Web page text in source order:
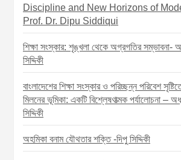
Discipline and New Horizons of
Prof. Dr. Dipu Siddiqui
শিক্ষা সংস্কার: শৃঙ্খলা থেকে অগ্রগতির সম্ভাবনা-
সিদ্দিকী
বাংলাদেশের শিক্ষা সংস্কার ও পরিচ্ছন্ন পরিবেশ
মিলনের ভূমিকা: একটি বিশ্লেষণাত্মক পর্যালোচনা –
সিদ্দিকী
অহমিকা বনাম যৌথতার শক্তি -দিপু সিদ্দিকী